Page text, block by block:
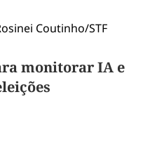
monitorar IA e